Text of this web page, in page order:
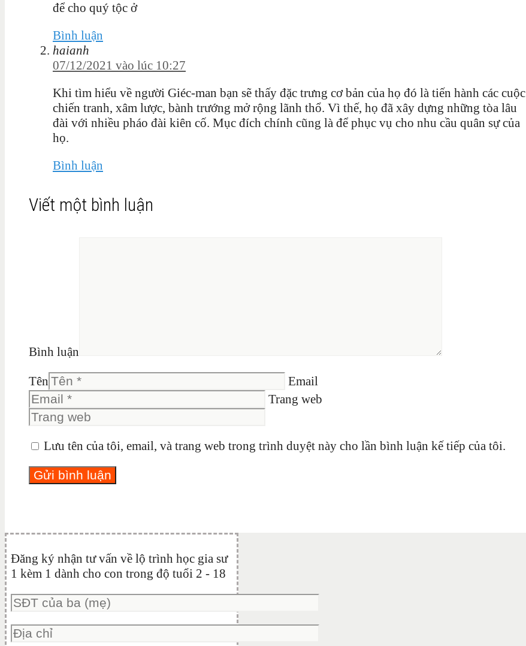
để cho quý tộc ở
Bình luận
haianh
07/12/2021 vào lúc 10:27
Khi tìm hiểu về người Giéc-man bạn sẽ thấy đặc trưng cơ bản của họ đó là tiến hành các cuộc
chiến tranh, xâm lược, bành trướng mở rộng lãnh thổ. Vì thế, họ đã xây dựng những tòa lâu
đài với nhiều pháo đài kiên cố. Mục đích chính cũng là để phục vụ cho nhu cầu quân sự của
họ.
Bình luận
Viết một bình luận
Bình luận
Tên
Email
Trang web
Lưu tên của tôi, email, và trang web trong trình duyệt này cho lần bình luận kế tiếp của tôi.
Đăng ký nhận tư vấn về lộ trình học gia sư
1 kèm 1 dành cho con trong độ tuổi 2 - 18